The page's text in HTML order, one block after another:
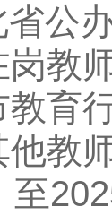
办
岗教
教育
他教